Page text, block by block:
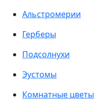
Альстромерии
Герберы
Подсолнухи
Эустомы
Комнатные цветы